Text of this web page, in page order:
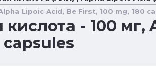
Lipoic Acid, Be First, 100 mg, 180
- 100 мг,
capsules